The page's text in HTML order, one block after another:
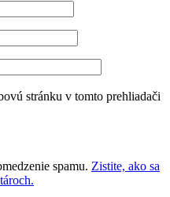
stránku v tomto prehliadači
spamu. Zistite, ako sa